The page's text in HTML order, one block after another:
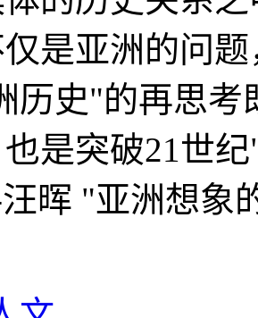
是亚洲的问
历史"的再思考
是突破21世
晖 "亚洲想象